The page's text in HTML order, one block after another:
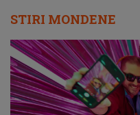
STIRI MONDENE